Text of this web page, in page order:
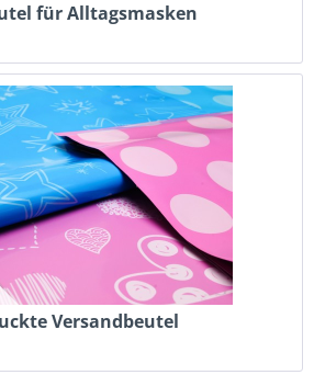
für Alltagsmasken
Versandbeutel